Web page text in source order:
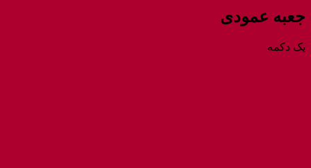
جعبه عمودی
یک دکمه